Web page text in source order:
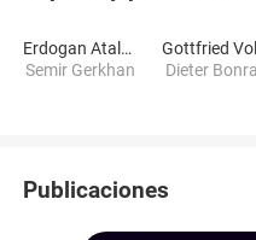
Erdogan Atalay
Semir Gerkhan
Dieter
Publicaciones